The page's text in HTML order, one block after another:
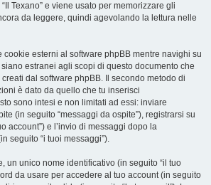
Texano” e viene usato per memorizzare gli
da leggere, quindi agevolando la lettura nelle
cookie esterni al software phpBB mentre navighi su
siano estranei agli scopi di questo documento che
dal software phpBB. Il secondo metodo di
è dato da quello che tu inserisci
sono intesi e non limitati ad essi: inviare
(in seguito “messaggi da ospite”), registrarsi su
account”) e l’invio di messaggi dopo la
seguito “i tuoi messaggi”).
un unico nome identificativo (in seguito “il tuo
da usare per accedere al tuo account (in seguito